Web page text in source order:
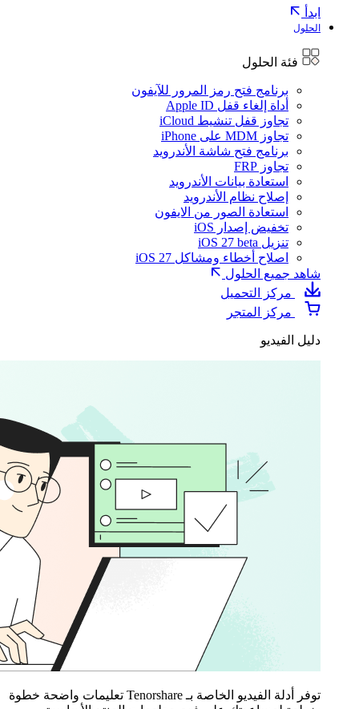
ابدأ
الحلول
فئة الحلول
برنامج فتح رمز المرور للآيفون
أداة إلغاء قفل Apple ID
تجاوز قفل تنشيط iCloud
تجاوز MDM على iPhone
برنامج فتح شاشة الأندرويد
تجاوز FRP
استعادة بيانات الأندرويد
إصلاح نظام الأندرويد
استعادة الصور من الايفون
تخفيض إصدار iOS
تنزيل iOS 27 beta
اصلاح أخطاء ومشاكل iOS 27
شاهد جميع الحلول
مركز التحميل
مركز المتجر
دليل الفيديو
توفر أدلة الفيديو الخاصة بـ Tenorshare تعليمات واضحة خطوة